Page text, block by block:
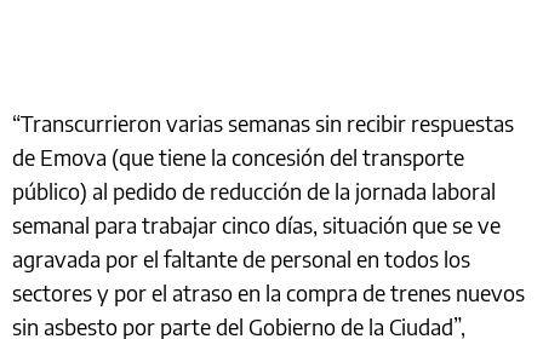
“Transcurrieron varias semanas sin recibir respuestas
de Emova (que tiene la concesión del transporte
público) al pedido de reducción de la jornada laboral
semanal para trabajar cinco días, situación que se ve
agravada por el faltante de personal en todos los
sectores y por el atraso en la compra de trenes nuevos
sin asbesto por parte del Gobierno de la Ciudad”,